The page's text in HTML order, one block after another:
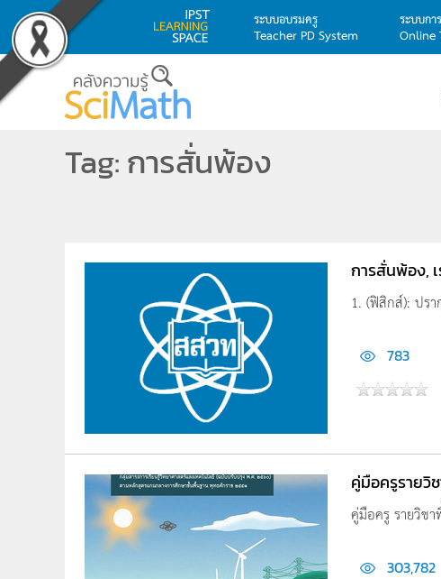
Skip to main content
ระบบอบรมครู
Teacher PD System
ระบบก
Online
Tag: การสั่นพ้อง
การสั่นพ้อง,
1. (ฟิสิกส์): ปร
783
คู่มือครูรายวิ
คู่มือครู รายวิช
303,782